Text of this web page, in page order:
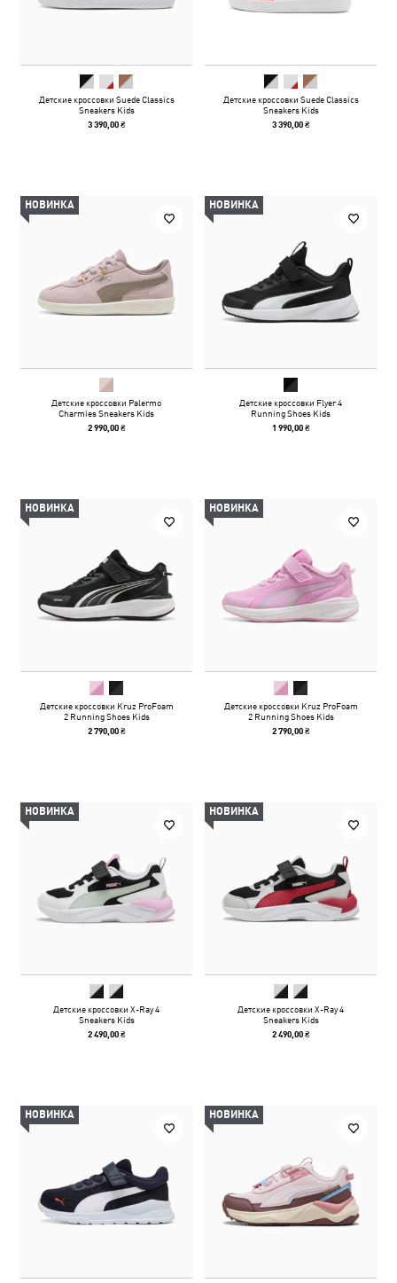
Детские кроссовки Suede Classics
Sneakers Kids
3 390,00 ₴
Детские кроссовки Suede Classics
Sneakers Kids
3 390,00 ₴
НОВИНКА
Детские кроссовки Palermo
Charmies Sneakers Kids
2 990,00 ₴
НОВИНКА
Детские кроссовки Flyer 4
Running Shoes Kids
1 990,00 ₴
НОВИНКА
Детские кроссовки Kruz ProFoam
2 Running Shoes Kids
2 790,00 ₴
НОВИНКА
Детские кроссовки Kruz ProFoam
2 Running Shoes Kids
2 790,00 ₴
НОВИНКА
Детские кроссовки X-Ray 4
Sneakers Kids
2 490,00 ₴
НОВИНКА
Детские кроссовки X-Ray 4
Sneakers Kids
2 490,00 ₴
НОВИНКА НОВИНКА